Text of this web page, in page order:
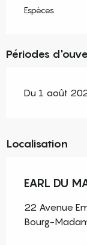
Espèces
Périodes
Du 1 août
Localisation
EARL DU
22 Avenue
Bourg-